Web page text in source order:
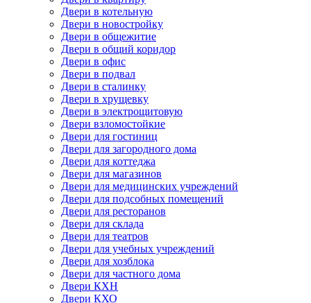
Двери в котельную
Двери в новостройку
Двери в общежитие
Двери в общий коридор
Двери в офис
Двери в подвал
Двери в сталинку
Двери в хрущевку
Двери в электрощитовую
Двери взломостойкие
Двери для гостиниц
Двери для загородного дома
Двери для коттеджа
Двери для магазинов
Двери для медицинских учреждений
Двери для подсобных помещений
Двери для ресторанов
Двери для склада
Двери для театров
Двери для учебных учреждений
Двери для хозблока
Двери для частного дома
Двери КХН
Двери КХО